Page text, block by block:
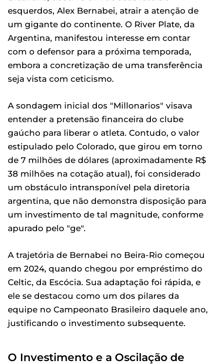
esquerdos, Alex Bernabei, atrair a atenção de
um gigante do continente. O River Plate, da
Argentina, manifestou interesse em contar
com o defensor para a próxima temporada,
embora a concretização de uma transferência
seja vista com ceticismo.
A sondagem inicial dos "Millonarios" visava
entender a pretensão financeira do clube
gaúcho para liberar o atleta. Contudo, o valor
estipulado pelo Colorado, que girou em torno
de 7 milhões de dólares (aproximadamente R$
38 milhões na cotação atual), foi considerado
um obstáculo intransponível pela diretoria
argentina, que não demonstra disposição para
um investimento de tal magnitude, conforme
apurado pelo "ge".
A trajetória de Bernabei no Beira-Rio começou
em 2024, quando chegou por empréstimo do
Celtic, da Escócia. Sua adaptação foi rápida, e
ele se destacou como um dos pilares da
equipe no Campeonato Brasileiro daquele ano,
justificando o investimento subsequente.
O Investimento e a Oscilação de